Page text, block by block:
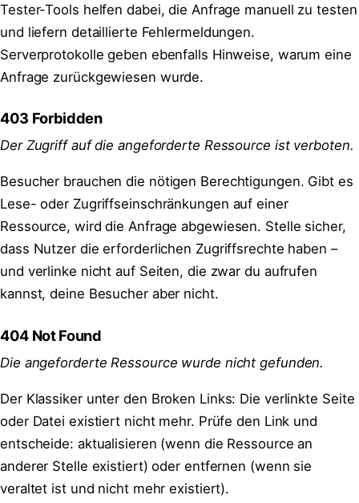
Tester-Tools helfen dabei, die Anfrage manuell zu testen
und liefern detaillierte Fehlermeldungen.
Serverprotokolle geben ebenfalls Hinweise, warum eine
Anfrage zurückgewiesen wurde.
403 Forbidden
Der Zugriff auf die angeforderte Ressource ist verboten.
Besucher brauchen die nötigen Berechtigungen. Gibt es
Lese- oder Zugriffseinschränkungen auf einer
Ressource, wird die Anfrage abgewiesen. Stelle sicher,
dass Nutzer die erforderlichen Zugriffsrechte haben –
und verlinke nicht auf Seiten, die zwar du aufrufen
kannst, deine Besucher aber nicht.
404 Not Found
Die angeforderte Ressource wurde nicht gefunden.
Der Klassiker unter den Broken Links: Die verlinkte Seite
oder Datei existiert nicht mehr. Prüfe den Link und
entscheide: aktualisieren (wenn die Ressource an
anderer Stelle existiert) oder entfernen (wenn sie
veraltet ist und nicht mehr existiert).